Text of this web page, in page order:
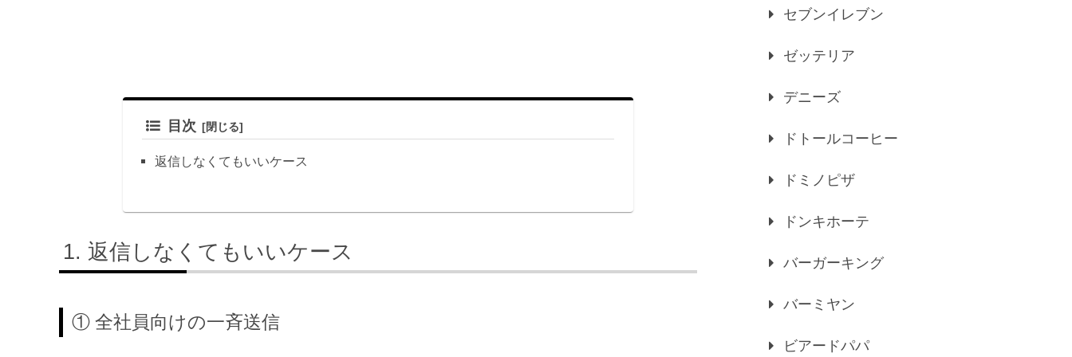
目次
返信しなくてもいいケース
返信しなくてもいいケース
① 全社員向けの一斉送信
セブンイレブン
ゼッテリア
デニーズ
ドトールコーヒー
ドミノピザ
ドンキホーテ
バーガーキング
バーミヤン
ビアードパパ